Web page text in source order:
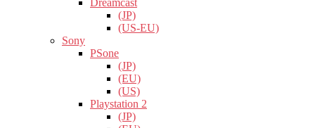
Dreamcast
(JP)
(US-EU)
Sony
PSone
(JP)
(EU)
(US)
Playstation 2
(JP)